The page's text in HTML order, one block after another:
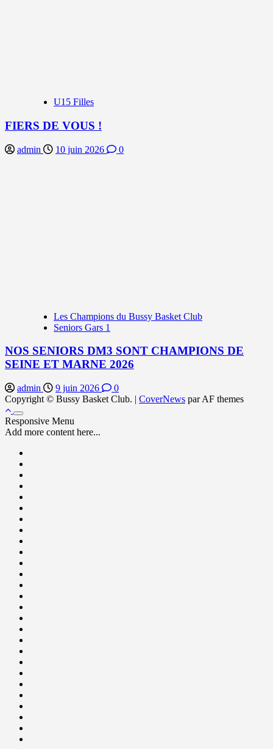
U15 Filles
FIERS DE VOUS !
admin 10 juin 2026 0
Les Champions du Bussy Basket Club
Seniors Gars 1
NOS SENIORS DM3 SONT CHAMPIONS DE
SEINE ET MARNE 2026
admin 9 juin 2026
0
Copyright © Bussy Basket Club. | CoverNews par AF themes
Responsive Menu
Add more content here...